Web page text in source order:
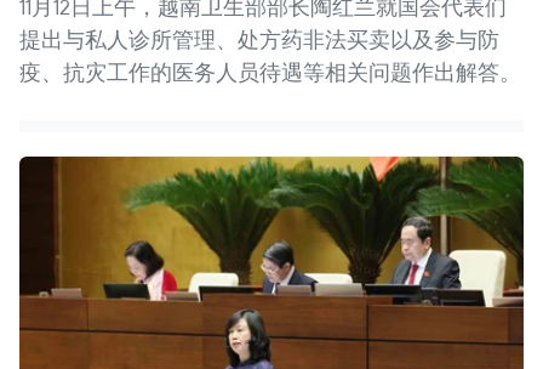
11月12日上午，越南卫生部部长陶红兰就国会代表们
提出与私人诊所管理、处方药非法买卖以及参与防
疫、抗灾工作的医务人员待遇等相关问题作出解答。